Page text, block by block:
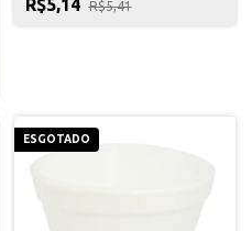
R$5,14 R$5,41
ESGOTADO